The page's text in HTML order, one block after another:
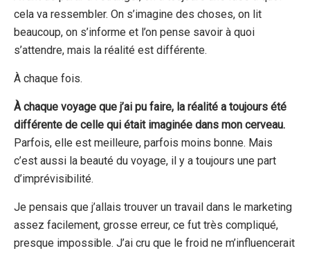
cela va ressembler. On s’imagine des choses, on lit
beaucoup, on s’informe et l’on pense savoir à quoi
s’attendre, mais la réalité est différente.
À chaque fois.
À chaque voyage que j’ai pu faire, la réalité a toujours été
différente de celle qui était imaginée dans mon cerveau.
Parfois, elle est meilleure, parfois moins bonne. Mais
c’est aussi la beauté du voyage, il y a toujours une part
d’imprévisibilité.
Je pensais que j’allais trouver un travail dans le marketing
assez facilement, grosse erreur, ce fut très compliqué,
presque impossible. J’ai cru que le froid ne m’influencerait